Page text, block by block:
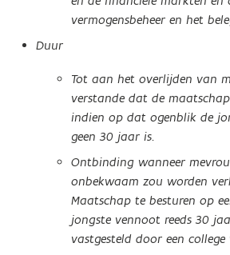
vermogensbeheer en het
Duur
Tot aan het overlijden van
verstande dat de
indien op dat ogenblik de
geen 30 jaar is.
Ontbinding wanneer
onbekwaam zou worden
Maatschap te besturen op
jongste vennoot reeds 30
vastgesteld door een